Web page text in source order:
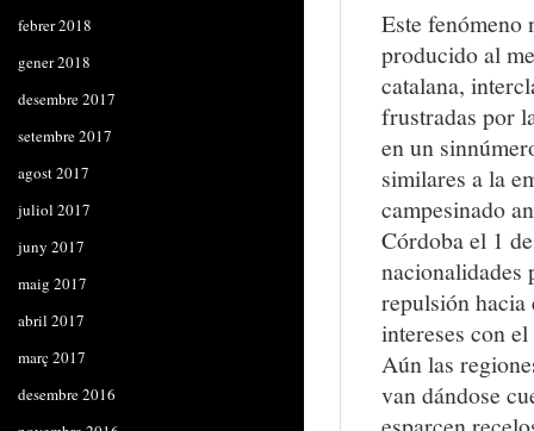
Este
producido al
catalana,
frustradas por
en un
similares a la
campesinado
Córdoba el 1
nacionalidades
repulsión hacia
intereses con
Aún las
van dándose
febrer 2018
gener 2018
desembre 2017
setembre 2017
agost 2017
juliol 2017
juny 2017
maig 2017
abril 2017
març 2017
desembre 2016